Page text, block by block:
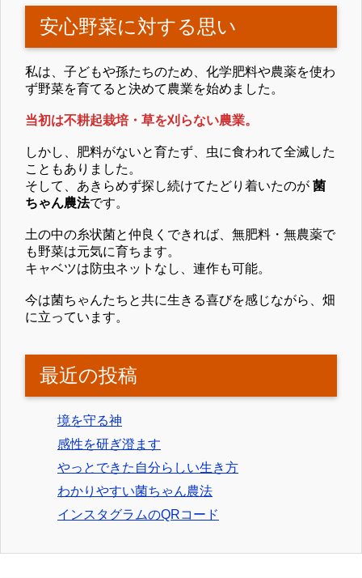
安心野菜に対する思い
私は、子どもや孫たちのため、化学肥料や農薬を使わ
ず野菜を育てると決めて農業を始めました。
当初は不耕起栽培・草を刈らない農業。
しかし、肥料がないと育たず、虫に食われて全滅した
こともありました。
そして、あきらめず探し続けてたどり着いたのが 菌
ちゃん農法です。
土の中の糸状菌と仲良くできれば、無肥料・無農薬で
も野菜は元気に育ちます。
キャベツは防虫ネットなし、連作も可能。
今は菌ちゃんたちと共に生きる喜びを感じながら、畑
に立っています。
最近の投稿
境を守る神
感性を研ぎ澄ます
やっとできた自分らしい生き方
わかりやすい菌ちゃん農法
インスタグラムのQRコード